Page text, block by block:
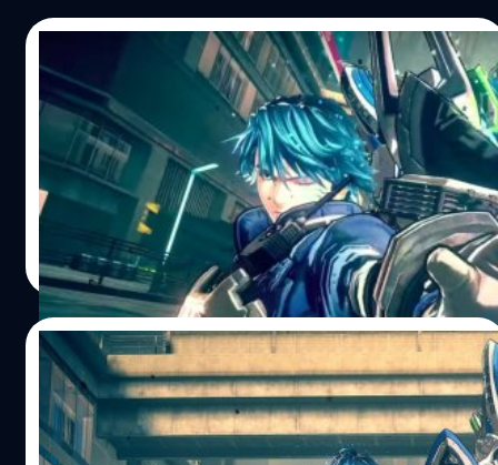
Astral Chain ไม่มีเเผนทำ DLC เเต่มีเเผนทำ
เป็นไตรภาค
Astral Chain ไม่มีเเผนทำ DLC เเต่มีเเผนทำเป็นไตรภาค
จีรนาถ เรืองทรัพย์ | 2598 days ago
Read More
20/06/2019
Nintendo ปล่อยคลิป 10 นาที อธิบายสิ่งต่างๆ
ใน Astral Chain